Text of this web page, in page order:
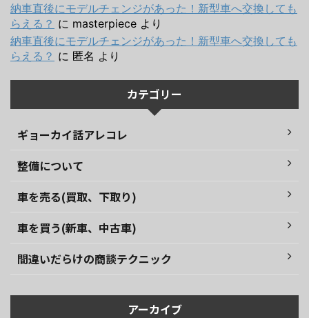
納車直後にモデルチェンジがあった！新型車へ交換しても
らえる？ に masterpiece より
納車直後にモデルチェンジがあった！新型車へ交換しても
らえる？ に 匿名 より
カテゴリー
ギョーカイ話アレコレ
整備について
車を売る(買取、下取り)
車を買う(新車、中古車)
間違いだらけの商談テクニック
アーカイブ